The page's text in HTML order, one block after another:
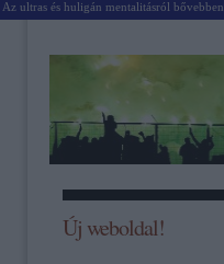
Az ultras és huligán mentalitásról bővebben.
Új weboldal!